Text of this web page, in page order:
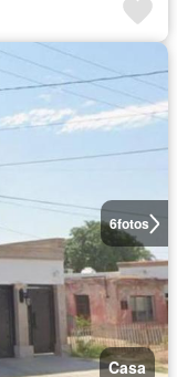
6fotos
Casa